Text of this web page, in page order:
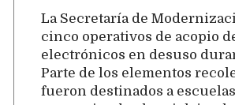
La Secretaría de
cinco operativos de acopio
electrónicos en desuso
Parte de los elementos
fueron destinados a